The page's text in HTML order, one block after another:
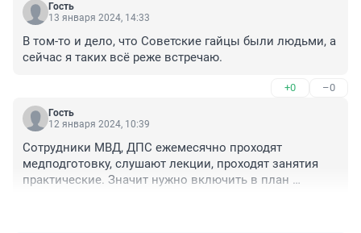
Гость
13 января 2024, 14:33
В том-то и дело, что Советские гайцы были людьми, а
сейчас я таких всё реже встречаю.
+0 –0
Гость
12 января 2024, 10:39
Сотрудники МВД, ДПС ежемесячно проходят
медподготовку, слушают лекции, проходят занятия
практические. Значит нужно включить в план